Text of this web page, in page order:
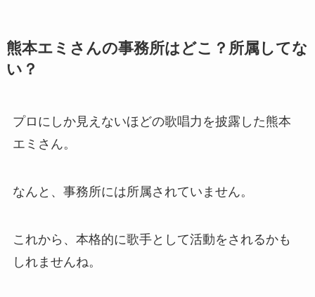
熊本エミさんの事務所はどこ？所属してな
い？
プロにしか見えないほどの歌唱力を披露した熊本
エミさん。
なんと、事務所には所属されていません。
これから、本格的に歌手として活動をされるかも
しれませんね。